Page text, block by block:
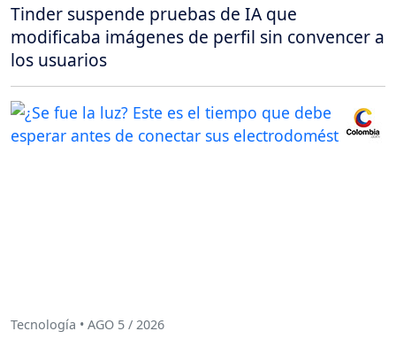
Tinder suspende pruebas de IA que
modificaba imágenes de perfil sin convencer a
los usuarios
Tecnología • AGO 5 / 2026